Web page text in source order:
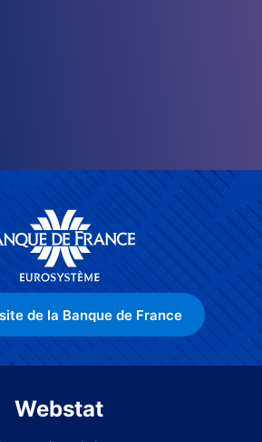
de la Banque de France
Webstat